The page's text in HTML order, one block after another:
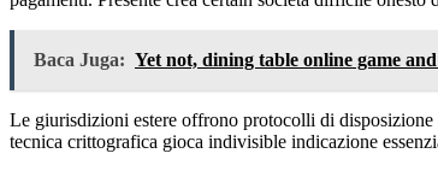
Baca Juga: Yet not, dining table online game
Le giurisdizioni estere offrono protocolli di
tecnica crittografica gioca indivisible indicazione